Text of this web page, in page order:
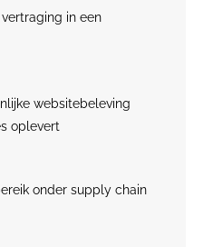
in een
websitebeleving
oplevert
onder supply chain